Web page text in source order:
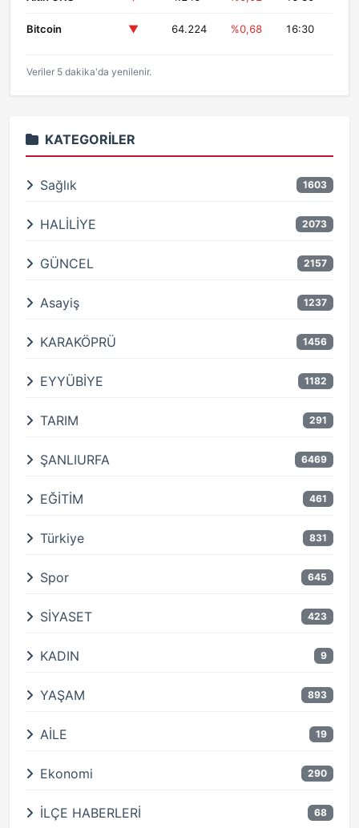
Bitcoin ▼ 64.224 %0,68 16:30
Veriler 5 dakika'da yenilenir.
KATEGORILER
Sağlık 1603
HALİLİYE 2073
GÜNCEL 2157
Asayiş 1237
KARAKÖPRÜ 1456
EYYÜBİYE 1182
TARIM 291
ŞANLIURFA 6469
EĞİTİM 461
Türkiye 831
Spor 645
SİYASET 423
KADIN 9
YAŞAM 893
AİLE 19
Ekonomi 290
İLÇE HABERLERİ 68